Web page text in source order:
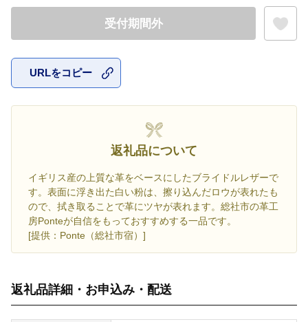
受付期間外
URLをコピー
返礼品について
イギリス産の上質な革をベースにしたブライドルレザーで
す。表面に浮き出た白い粉は、擦り込んだロウが表れたも
ので、拭き取ることで革にツヤが表れます。総社市の革工
房Ponteが自信をもっておすすめする一品です。
[提供：Ponte（総社市宿）]
返礼品詳細・お申込み・配送